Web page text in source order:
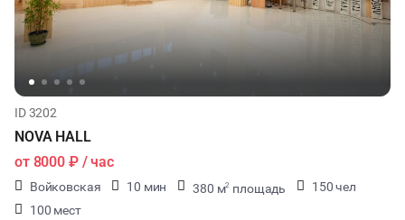
ID 3202
NOVA HALL
от 8000 ₽/ час
Войковская 10 мин 380 м2 площадь
150 чел
100 мест